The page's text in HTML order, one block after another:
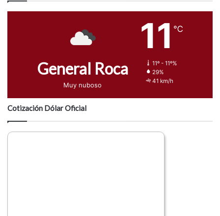
General Roca
Muy nuboso
11 ℃
11º - 11º%
29%
41 km/h
Cotización Dólar Oficial